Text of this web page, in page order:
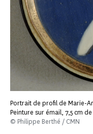
Portrait de profil de Marie-
Peinture sur émail, 7,5 cm
© Philippe Berthé / CMN